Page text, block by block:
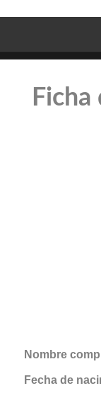
Ficha
Nombre
Fecha de